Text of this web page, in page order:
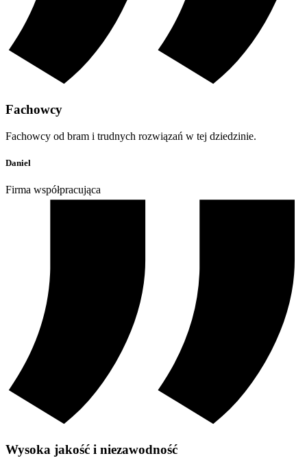
Fachowcy
Fachowcy od bram i trudnych rozwiązań w tej dziedzinie.
Daniel
Firma współpracująca
Wysoka jakość i niezawodność